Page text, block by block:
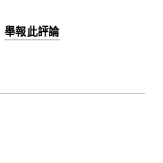
舉報此評論